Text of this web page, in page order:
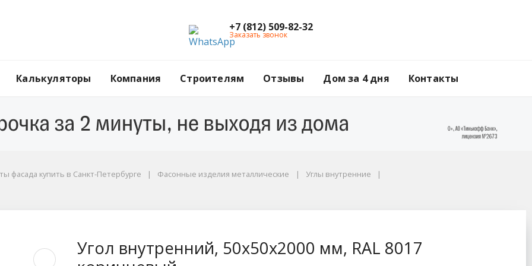
+7 (812) 509-82-32
Заказать звонок
Калькуляторы Компания Строителям Отзывы Дом за 4 дня Контакты
фасада купить в Санкт-Петербурге Фасонные изделия металлические
Углы внутренние
Угол внутренний, 50x50x2000 мм, RAL 8017